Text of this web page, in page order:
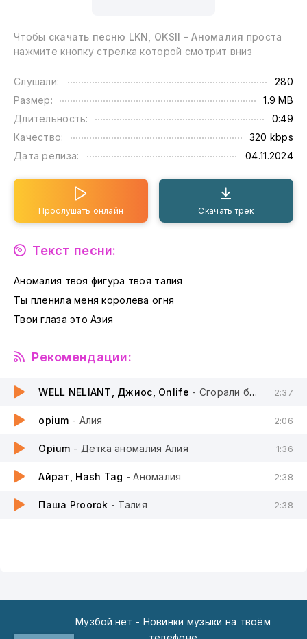
Чтобы скачать песню LKN, OKSII - Аномалия проста
нажмите кнопку стрелка которой смотрит вниз
Слушали:
280
Размер:
1.9 MB
Длительность:
0:49
Качество:
320 kbps
Дата релиза:
04.11.2024
Прослушать онлайн Скачать трек
Текст песни:
Аномалия твоя фигура твоя талия
Ты пленила меня королева огня
Твои глаза это Азия
Рекомендации:
WELL NELIANT, Джиос, Onlife - Сгорали без огня 2:37
opium - Алия 2:06
Opium - Детка аномалия Алия 1:36
Айрат, Hash Tag - Аномалия 2:38
Паша Proorok - Талия 2:38
Музбой.нет - Новинки музыки на твоём